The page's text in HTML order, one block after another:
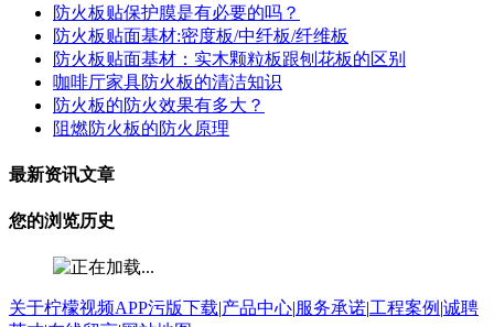
防火板贴保护膜是有必要的吗？
防火板贴面基材:密度板/中纤板/纤维板
防火板贴面基材：实木颗粒板跟刨花板的区别
咖啡厅家具防火板的清洁知识
防火板的防火效果有多大？
阻燃防火板的防火原理
最新资讯文章
您的浏览历史
关于柠檬视频APP污版下载 产品中心 服务承诺工程案例 诚聘